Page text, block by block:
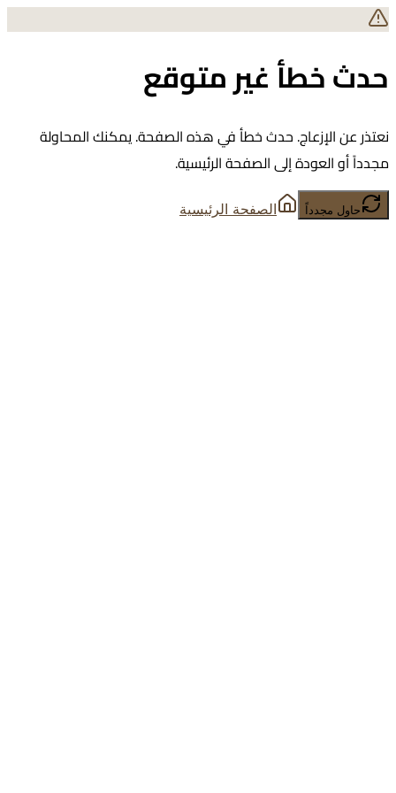
حدث خطأ غير متوقع
نعتذر عن الإزعاج. حدث خطأ في هذه الصفحة. يمكنك المحاولة
مجدداً أو العودة إلى الصفحة الرئيسية.
حاول مجدداً الصفحة الرئيسية